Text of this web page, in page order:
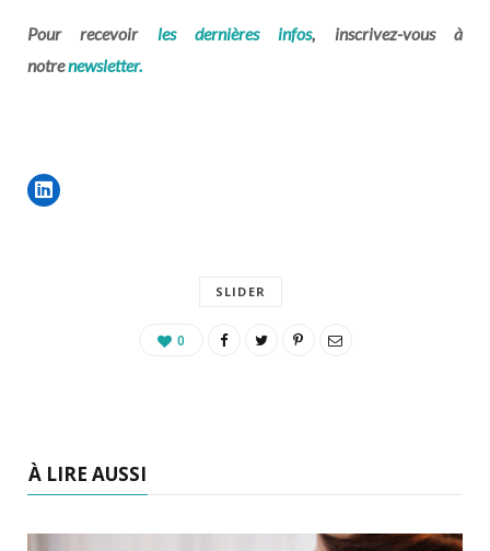
Pour recevoir les dernières infos, inscrivez-vous à
notrenewsletter.
SLIDER
0
À LIRE AUSSI